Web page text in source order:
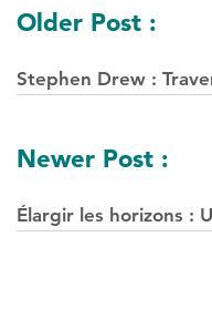
Navigation
des
postes
Older Post :
Stephen Drew :
Newer Post :
Élargir les horizons :